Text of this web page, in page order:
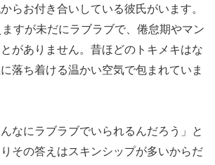
らお付き合いしている彼氏がいます。
すが未だにラブラブで、倦怠期やマン
がありません。昔ほどのトキメキはな
落ち着ける温かい空気で包まれていま
んなにラブラブでいられるんだろう」と
その答えはスキンシップが多いからだ